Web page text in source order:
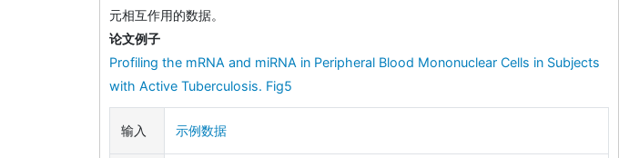
元相互作用的数据。
论文例子
Profiling the mRNA and miRNA in Peripheral Blood Mononuclear Cells in Subjects
with Active Tuberculosis. Fig5
输入 示例数据